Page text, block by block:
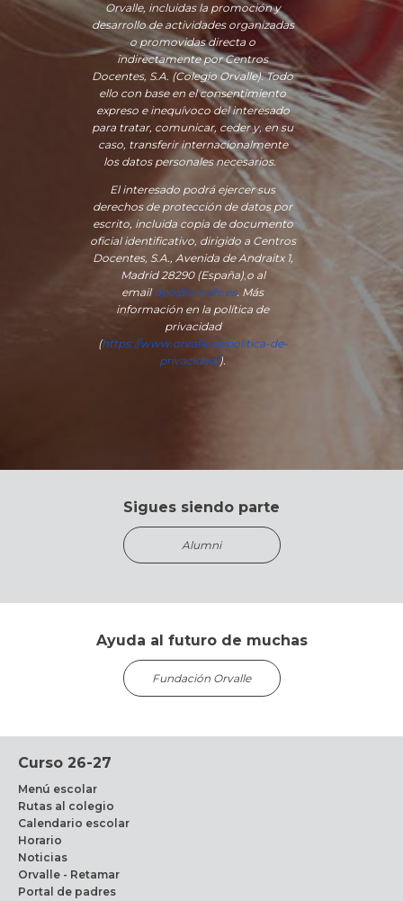
Orvalle, incluidas la promoción y
desarrollo de actividades organizadas
o promovidas directa o
indirectamente por Centros
Docentes, S.A. (Colegio Orvalle). Todo
ello con base en el consentimiento
expreso e inequívoco del interesado
para tratar, comunicar, ceder y, en su
caso, transferir internacionalmente
los datos personales necesarios.
El interesado podrá ejercer sus
derechos de protección de datos por
escrito, incluida copia de documento
oficial identificativo, dirigido a Centros
Docentes, S.A., Avenida de Andraitx 1,
Madrid 28290 (España),o al
emaildpo@orvalle.es. Más
información en la política de
privacidad
(https://www.orvalle.es/politica-de-
privacidad/).
Sigues siendo parte
Alumni
Ayuda al futuro de muchas
Fundación Orvalle
Curso 26-27
Menú escolar
Rutas al colegio
Calendario escolar
Horario
Noticias
Orvalle - Retamar
Portal de padres